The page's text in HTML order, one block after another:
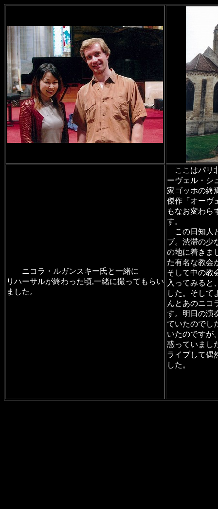
ニコラ・ルガンスキー氏と一緒に
リハーサルが終わった頃,一緒に撮ってもらい
ました。
ここはパリ
ーヴェル・シ
家ゴッホの終
傑作「オーヴ
もなお変わら
す。
この日知人
ブ。渋滞の少
の地に着きま
た有名な教会
そして中の教
入ってみると
した。そして
んとあのニコ
す。明日の演
ていたのでし
いたのですが
惑っていまし
ライブして偶
した。